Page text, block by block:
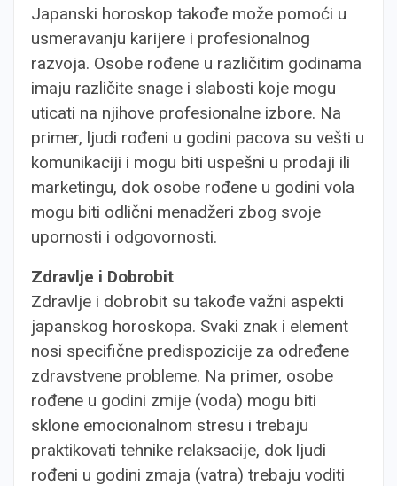
Japanski horoskop takođe može pomoći u
usmeravanju karijere i profesionalnog
razvoja. Osobe rođene u različitim godinama
imaju različite snage i slabosti koje mogu
uticati na njihove profesionalne izbore. Na
primer, ljudi rođeni u godini pacova su vešti u
komunikaciji i mogu biti uspešni u prodaji ili
marketingu, dok osobe rođene u godini vola
mogu biti odlični menadžeri zbog svoje
upornosti i odgovornosti.
Zdravlje i Dobrobit
Zdravlje i dobrobit su takođe važni aspekti
japanskog horoskopa. Svaki znak i element
nosi specifične predispozicije za određene
zdravstvene probleme. Na primer, osobe
rođene u godini zmije (voda) mogu biti
sklone emocionalnom stresu i trebaju
praktikovati tehnike relaksacije, dok ljudi
rođeni u godini zmaja (vatra) trebaju voditi